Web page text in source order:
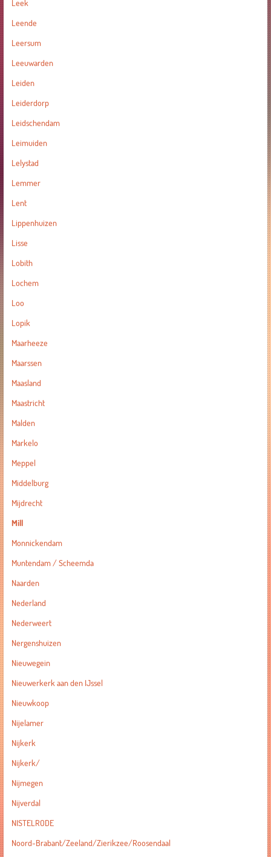
Leek
Leende
Leersum
Leeuwarden
Leiden
Leiderdorp
Leidschendam
Leimuiden
Lelystad
Lemmer
Lent
Lippenhuizen
Lisse
Lobith
Lochem
Loo
Lopik
Maarheeze
Maarssen
Maasland
Maastricht
Malden
Markelo
Meppel
Middelburg
Mijdrecht
Mill
Monnickendam
Muntendam / Scheemda
Naarden
Nederland
Nederweert
Nergenshuizen
Nieuwegein
Nieuwerkerk aan den IJssel
Nieuwkoop
Nijelamer
Nijkerk
Nijkerk/
Nijmegen
Nijverdal
NISTELRODE
Noord-Brabant/Zeeland/Zierikzee/Roosendaal